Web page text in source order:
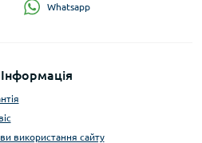
Інформація
використання сайту
Whatsapp